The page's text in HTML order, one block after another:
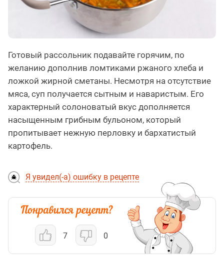
Готовый рассольник подавайте горячим, по
желанию дополнив ломтиками ржаного хлеба и
ложкой жирной сметаны. Несмотря на отсутствие
мяса, суп получается сытным и наваристым. Его
характерный солоноватый вкус дополняется
насыщенным грибным бульоном, который
пропитывает нежную перловку и бархатистый
картофель.
Я увидел(-а) ошибку в рецепте
7 0